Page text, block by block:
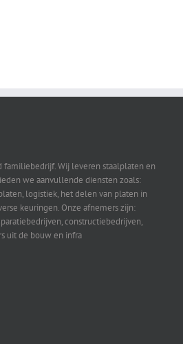
Wij leveren staalplaten en
we aanvullende diensten zoals:
logistiek, het delen van platen in
keuringen. Onze afnemers zijn:
constructiebedrijven,
uit de bouw en infra